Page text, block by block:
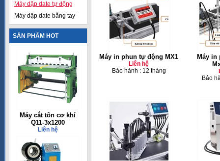
Máy dập date tự động
Máy dập date bằng tay
SẢN PHẨM HOT
Máy cắt tôn cơ khí
Q11-3x1200
Liên hệ
Máy in phun tự động MX1
Liên hệ
Bảo hành : 12 tháng
Máy in
Bảo